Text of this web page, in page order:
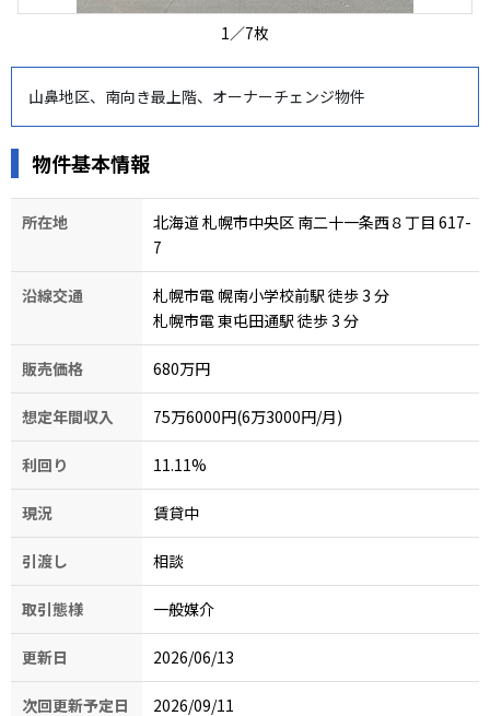
1／7枚
山鼻地区、南向き最上階、オーナーチェンジ物件
物件基本情報
所在地
北海道 札幌市中央区 南二十一条西８丁目 617-
7
沿線交通 札幌市電 幌南小学校前駅 徒歩 3 分
札幌市電 東屯田通駅 徒歩 3 分
販売価格 680万円
想定年間収入 75万6000円(6万3000円/月)
利回り 11.11%
現況 賃貸中
引渡し 相談
取引態様 一般媒介
更新日 2026/06/13
次回更新予定日 2026/09/11